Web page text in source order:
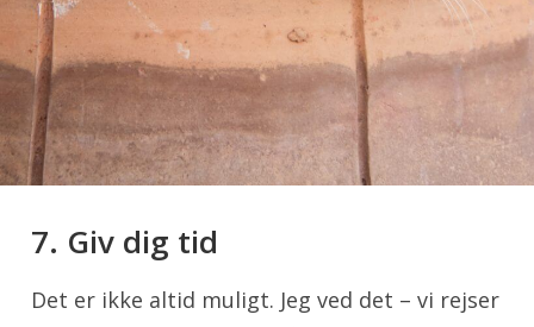
7. Giv dig tid
Det er ikke altid muligt. Jeg ved det – vi rejser